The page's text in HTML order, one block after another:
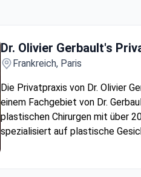
Dr. Olivier Gerbault's
Frankreich, Paris
Die Privatpraxis von Dr. Olivier
einem Fachgebiet von Dr.
plastischen Chirurgen mit über
spezialisiert auf plastische